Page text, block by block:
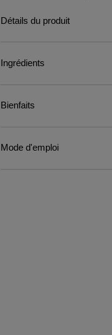
Détails du produit
Ingrédients
Bienfaits
Mode d'emploi